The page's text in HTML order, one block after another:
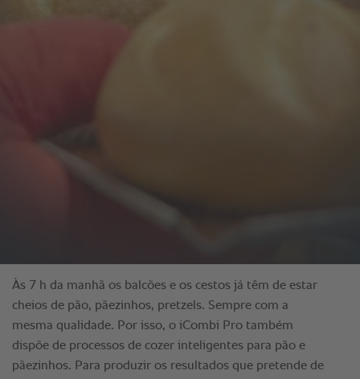
Às 7 h da manhã os balcões e os cestos já têm de estar
cheios de pão, pãezinhos, pretzels. Sempre com a
mesma qualidade. Por isso, o iCombi Pro também
dispõe de processos de cozer inteligentes para pão e
pãezinhos. Para produzir os resultados que pretende de